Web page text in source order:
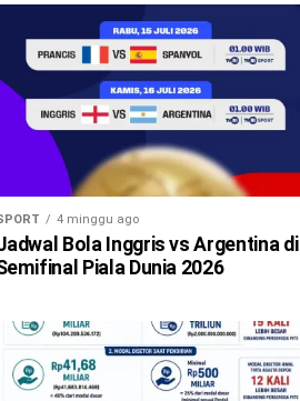
4 minggu ago
Bola Inggris vs Argentina di
Piala Dunia 2026